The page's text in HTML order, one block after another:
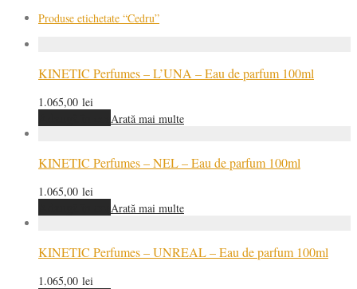
Produse etichetate “Cedru”
KINETIC Perfumes – L’UNA – Eau de parfum 100ml
1.065,00 lei
Arată mai multe
KINETIC Perfumes – NEL – Eau de parfum 100ml
1.065,00 lei
Arată mai multe
KINETIC Perfumes – UNREAL – Eau de parfum 100ml
1.065,00 lei